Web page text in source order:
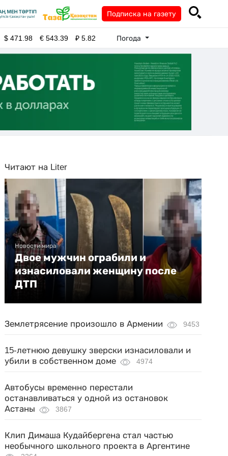
Подписка на газету
$471.98 €543.39 ₽5.82 Погода
Читают на Liter
Новости мира
Двое мужчин ограбили и
изнасиловали женщину после
ДТП
Землетрясение произошло в Армении 9453
15-летнюю девушку зверски изнасиловали и
убили в собственном доме
4974
Автобусы временно перестали
останавливаться у одной из остановок
Астаны
3867
Клип Димаша Кудайбергена стал частью
необычного школьного проекта в Аргентине